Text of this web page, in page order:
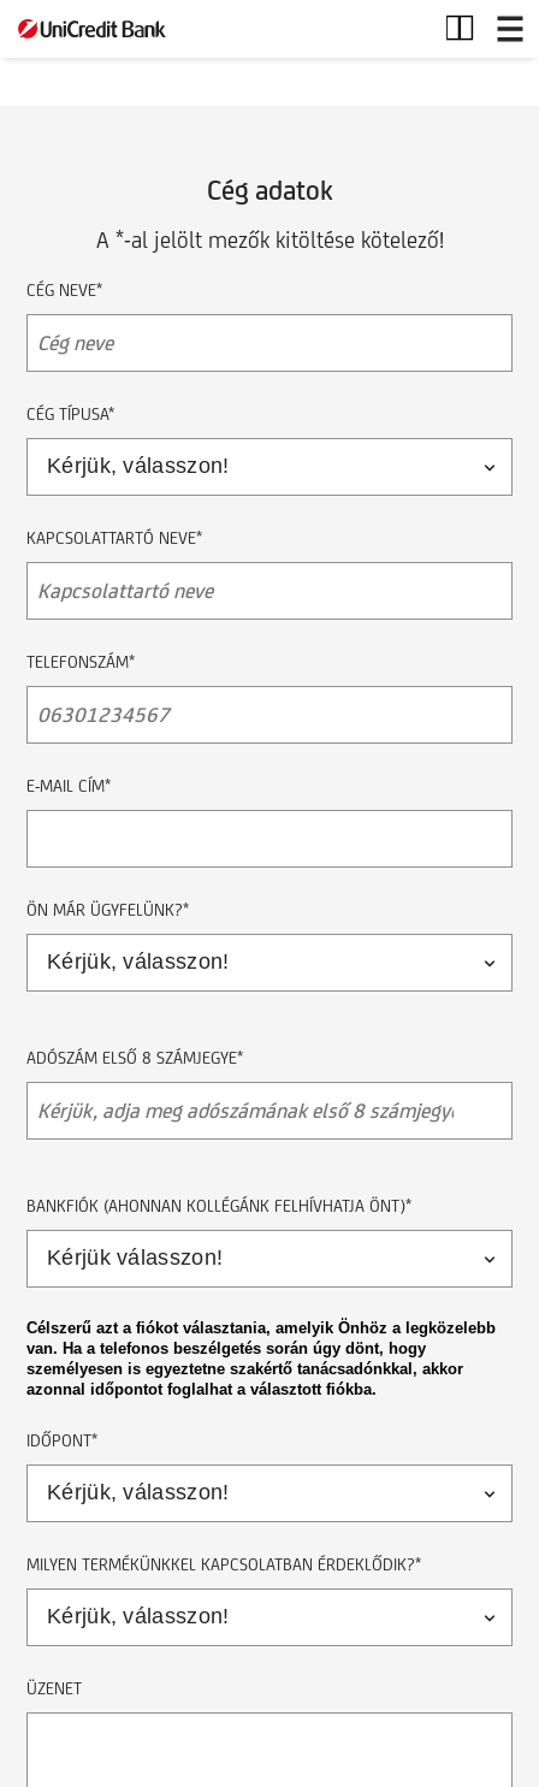
Céges
termék
Cég adatok
A *-al jelölt mezők kitöltése kötelező!
CÉG NEVE*
CÉG TÍPUSA*
KAPCSOLATTARTÓ NEVE*
TELEFONSZÁM*
E-MAIL CÍM*
ÖN MÁR ÜGYFELÜNK?*
ADÓSZÁM ELSŐ 8 SZÁMJEGYE*
BANKFIÓK (AHONNAN KOLLÉGÁNK FELHÍVHATJA ÖNT)*
Célszerű azt a fiókot választania, amelyik Önhöz a legközelebb
van. Ha a telefonos beszélgetés során úgy dönt, hogy
személyesen is egyeztetne szakértő tanácsadónkkal, akkor
azonnal időpontot foglalhat a választott fiókba.
IDŐPONT*
MILYEN TERMÉKÜNKKEL KAPCSOLATBAN ÉRDEKLŐDIK?*
ÜZENET